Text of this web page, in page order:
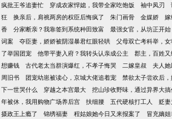
疯批王爷追妻忙
穿成农家悍媳，我带全家吃饱饭 袖中凤刃
狂
换亲后，肩祧两房的权臣后悔疯了 朱门画骨 金媒娇
香
分家断亲？我靠签到系统种田致富 最强女官，从坊正开始
词案
夺臣妻，娇娇被阴湿暴君红眼轻哄 父母双亡考科举，
了举国团宠
他带平妻入府？我转头认亲成公主 郡主，百姓
想赚钱
古代老太当群演爆红，不孝子悔哭 二嫁皇叔 夫人她
周旧书
团宠幼崽被读心，京城大佬追着宠 禁欲太子尝欢后
下一世哭什么
穿越之本宫最大 挖山珍收野味，通过异界大
年被休，我用购物广场养后宫
扶细腰 五代硬核打工人 贬
摄政王上瘾了
锦绣福妻 程姑娘她今日又来报案了 冒充嫡